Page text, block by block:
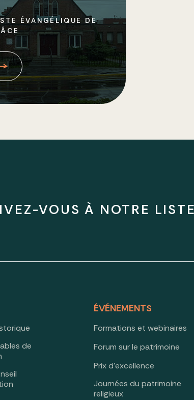
ÉVANGÉLIQUE DE
VOUS À NOTRE
de
ÉVÉNEMENTS
Formations et webinaires
Forum sur le patrimoine
Prix d’excellence
Journées du patrimoine
religieux